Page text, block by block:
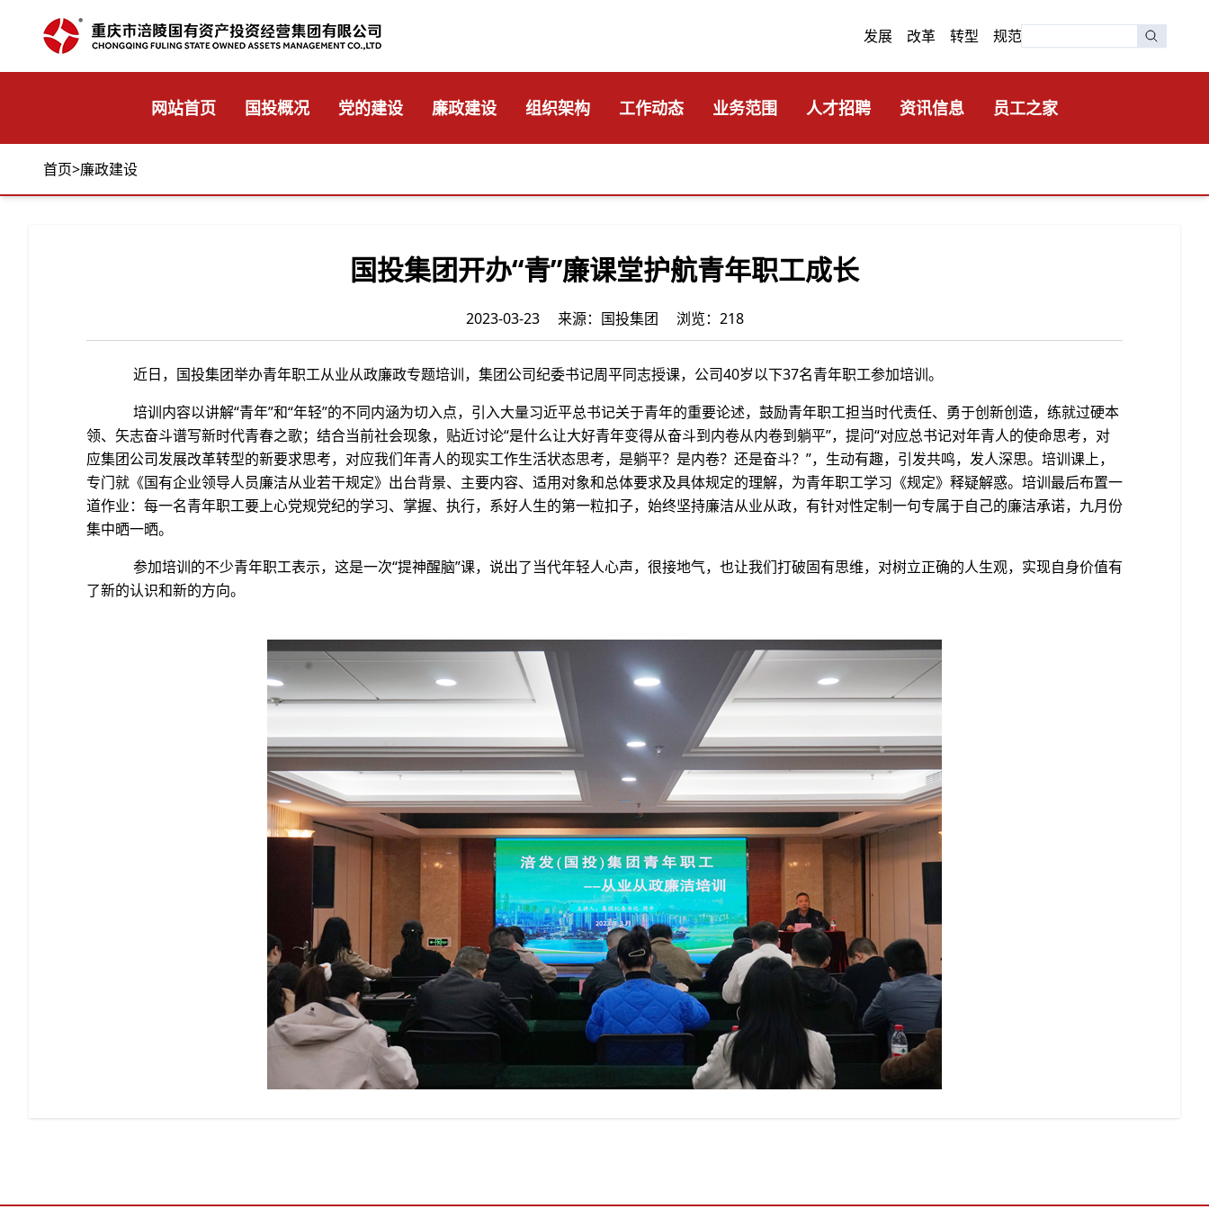
发展 改革 转型 规范
网站首页 国投概况 党的建设 廉政建设 组织架构 工作动态 业务范围 人才招聘 资讯信息 员工之家
首页>廉政建设
国投集团开办“青”廉课堂护航青年职工成长
2023-03-23 来源：国投集团 浏览：218
近日，国投集团举办青年职工从业从政廉政专题培训，集团公司纪委书记周平同志授课，公司40岁以下37名青年职工参加培训。
培训内容以讲解“青年”和“年轻”的不同内涵为切入点，引入大量习近平总书记关于青年的重要论述，鼓励青年职工担当时代责任、勇于创新创造，练就过硬本
领、矢志奋斗谱写新时代青春之歌；结合当前社会现象，贴近讨论“是什么让大好青年变得从奋斗到内卷从内卷到躺平”，提问“对应总书记对年青人的使命思考，对
应集团公司发展改革转型的新要求思考，对应我们年青人的现实工作生活状态思考，是躺平？是内卷？还是奋斗？”，生动有趣，引发共鸣，发人深思。培训课上，
专门就《国有企业领导人员廉洁从业若干规定》出台背景、主要内容、适用对象和总体要求及具体规定的理解，为青年职工学习《规定》释疑解惑。培训最后布置一
道作业：每一名青年职工要上心党规党纪的学习、掌握、执行，系好人生的第一粒扣子，始终坚持廉洁从业从政，有针对性定制一句专属于自己的廉洁承诺，九月份
集中晒一晒。
参加培训的不少青年职工表示，这是一次“提神醒脑”课，说出了当代年轻人心声，很接地气，也让我们打破固有思维，对树立正确的人生观，实现自身价值有
了新的认识和新的方向。